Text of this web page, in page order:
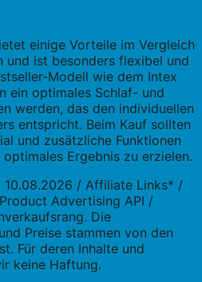
einige Vorteile im Vergleich
und ist besonders flexibel und
Modell wie dem Intex
ein optimales Schlaf- und
werden, das den individuellen
entspricht. Beim Kauf sollten
und zusätzliche Funktionen
Ergebnis zu erzielen.
10.08.2026 / Affiliate Links* /
Advertising API /
Die
Preise stammen von den
Für deren Inhalte und
keine Haftung.